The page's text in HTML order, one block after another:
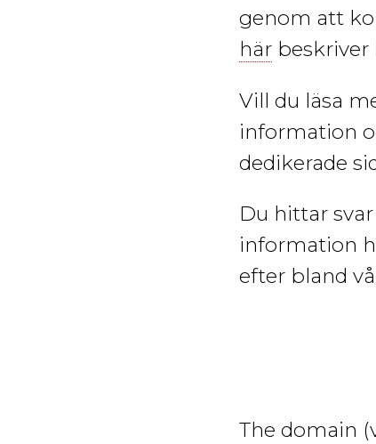
genom att
härbeskriver
Vill du läsa
information
dedikerade
Du hittar
information
efter bland
The domain